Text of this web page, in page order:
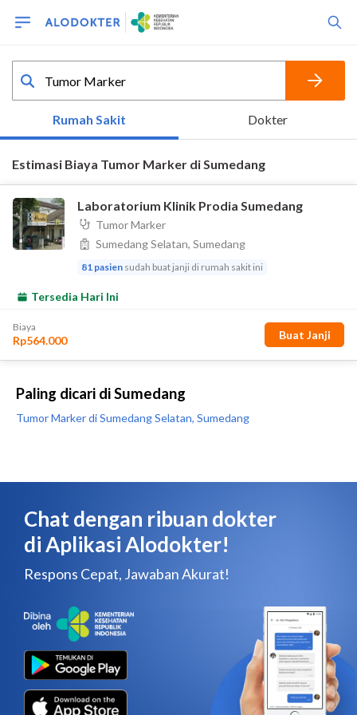
Paling dicari di Sumedang
Tumor Marker di Sumedang Selatan, Sumedang